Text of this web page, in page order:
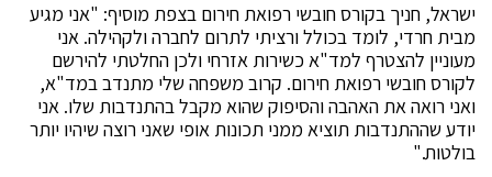
ישראל, חניך בקורס חובשי רפואת חירום בצפת מוסיף: "אני מגיע
מבית חרדי, לומד בכולל ורציתי לתרום לחברה ולקהילה. אני
מעוניין להצטרף למד"א כשירות אזרחי ולכן החלטתי להירשם
לקורס חובשי רפואת חירום. קרוב משפחה שלי מתנדב במד"א,
ואני רואה את האהבה והסיפוק שהוא מקבל בהתנדבות שלו. אני
יודע שההתנדבות תוציא ממני תכונות אופי שאני רוצה שיהיו יותר
בולטות."